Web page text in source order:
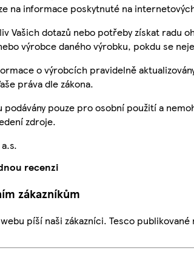
na informace poskytnuté na
Vašich dotazů nebo potřeby získat radu
výrobce daného výrobku, pokdu se
o výrobcích pravidelně
práva dle zákona.
podávány pouze pro osobní použití a
zdroje.
recenzi
zákazníkům
píší naši zákazníci. Tesco